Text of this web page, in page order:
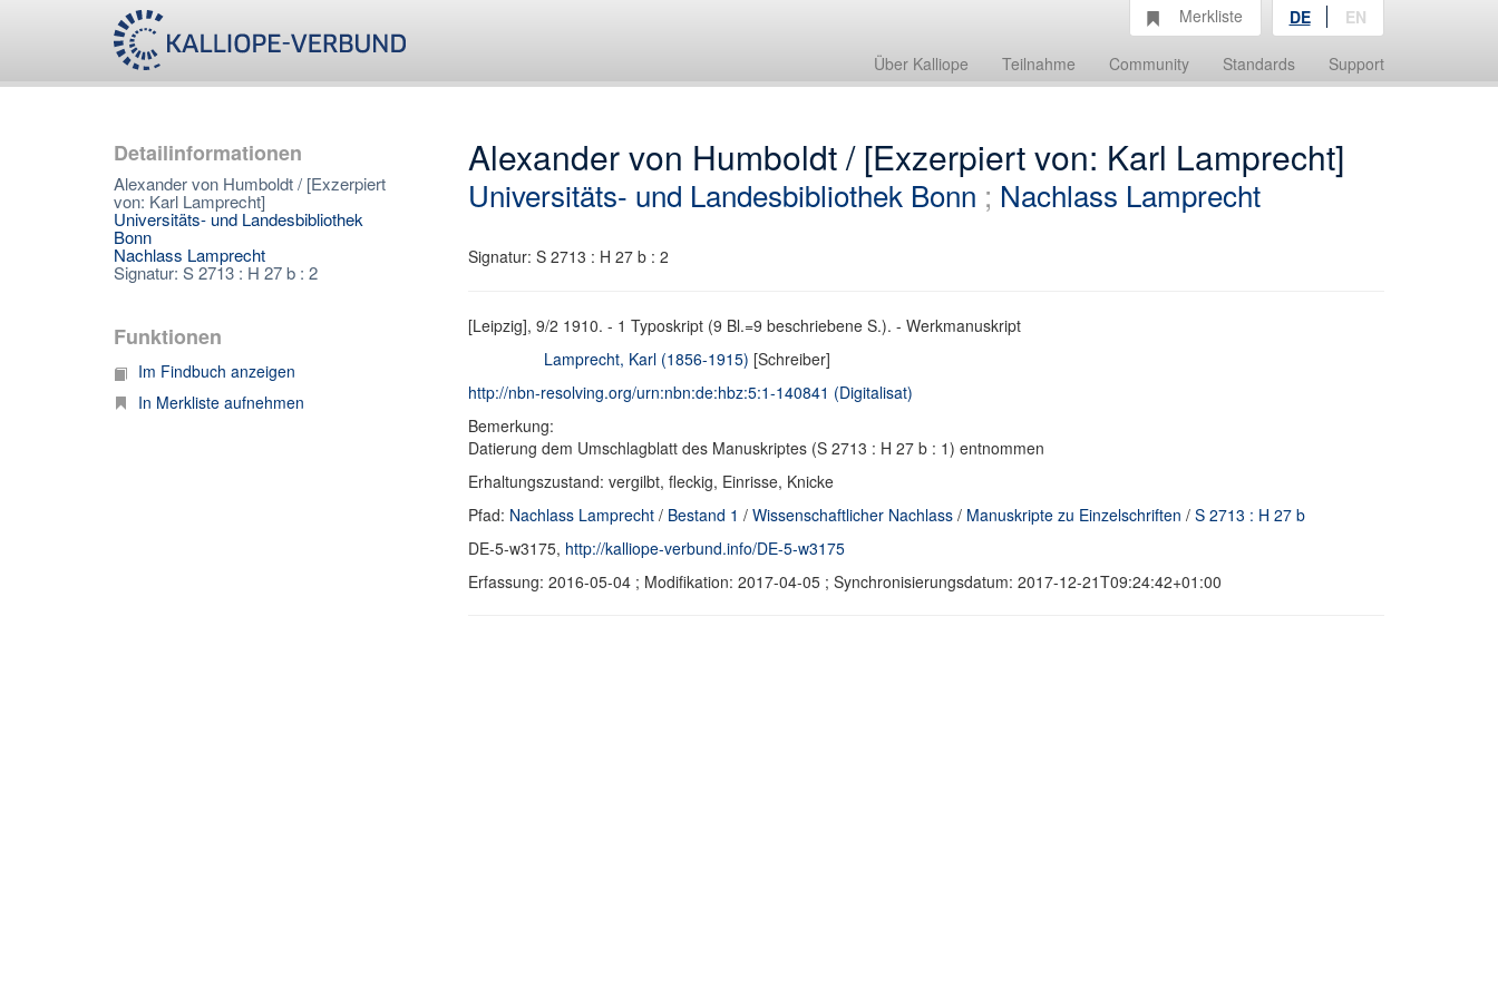
Über Kalliope Teilnahme Community Standards Support
Merkliste DE EN
Detailinformationen
Alexander von Humboldt / [Exzerpiert
von: Karl Lamprecht]
Universitäts- und Landesbibliothek
Bonn
Nachlass Lamprecht
Signatur: S 2713 : H 27 b : 2
Funktionen
Im Findbuch anzeigen
In Merkliste aufnehmen
Alexander von Humboldt / [Exzerpiert von: Karl Lamprecht]
Universitäts- und Landesbibliothek Bonn ; Nachlass Lamprecht
Signatur: S 2713 : H 27 b : 2
[Leipzig], 9/2 1910. - 1 Typoskript (9 Bl.=9 beschriebene S.). - Werkmanuskript
Lamprecht, Karl (1856-1915) [Schreiber]
http://nbn-resolving.org/urn:nbn:de:hbz:5:1-140841 (Digitalisat)
Bemerkung:
Datierung dem Umschlagblatt des Manuskriptes (S 2713 : H 27 b : 1) entnommen
Erhaltungszustand: vergilbt, fleckig, Einrisse, Knicke
Pfad: Nachlass Lamprecht/ Bestand 1 / Wissenschaftlicher Nachlass/ Manuskripte zu Einzelschriften / S 2713 : H 27 b
DE-5-w3175, http://kalliope-verbund.info/DE-5-w3175
Erfassung: 2016-05-04 ; Modifikation: 2017-04-05 ; Synchronisierungsdatum: 2017-12-21T09:24:42+01:00